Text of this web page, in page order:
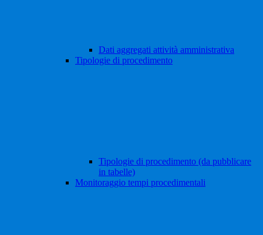
Dati aggregati attività amministrativa
Tipologie di procedimento
Tipologie di procedimento (da pubblicare
in tabelle)
Monitoraggio tempi procedimentali